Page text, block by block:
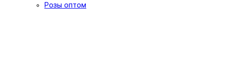
Розы оптом